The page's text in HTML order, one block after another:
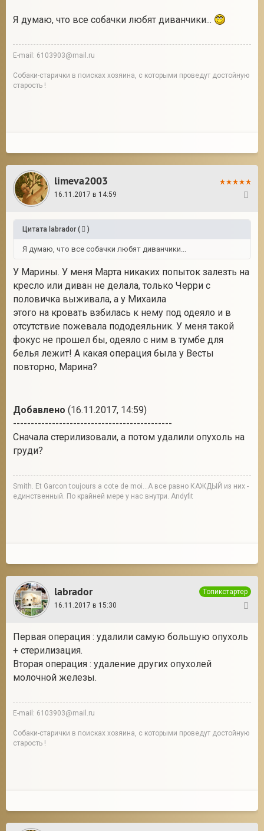
Я думаю, что все собачки любят диванчики...
E-mail: 6103903@mail.ru
Собаки-старички в поисках хозяина, с которыми проведут достойную
старость !
limeva2003
16.11.2017 в 14:59
Цитата labrador ( )
Я думаю, что все собачки любят диванчики...
У Марины. У меня Марта никаких попыток залезть на
кресло или диван не делала, только Черри с
половичка выживала, а у Михаила
этого на кровать взбилась к нему под одеяло и в
отсутствие пожевала пододеяльник. У меня такой
фокус не прошел бы, одеяло с ним в тумбе для
белья лежит! А какая операция была у Весты
повторно, Марина?
Добавлено (16.11.2017, 14:59)
---------------------------------------------
Сначала стерилизовали, а потом удалили опухоль на
груди?
Smith. Et Garcon toujours a cote de moi...А все равно КАЖДЫЙ из них -
единственный. По крайней мере у нас внутри. Andyfit
labrador
Топикстартер
16.11.2017 в 15:30
Первая операция : удалили самую большую опухоль
+ стерилизация.
Вторая операция : удаление других опухолей
молочной железы.
E-mail: 6103903@mail.ru
Собаки-старички в поисках хозяина, с которыми проведут достойную
старость !